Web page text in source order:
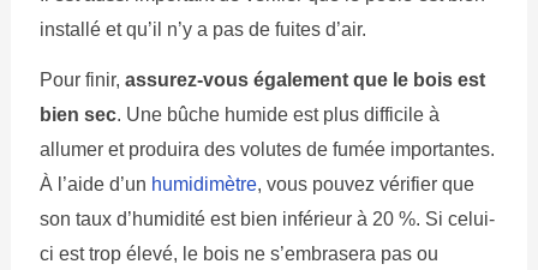
installé et qu’il n’y a pas de fuites d’air.
Pour finir, assurez-vous également que le bois est
bien sec. Une bûche humide est plus difficile à
allumer et produira des volutes de fumée importantes.
À l’aide d’un humidimètre, vous pouvez vérifier que
son taux d’humidité est bien inférieur à 20 %. Si celui-
ci est trop élevé, le bois ne s’embrasera pas ou